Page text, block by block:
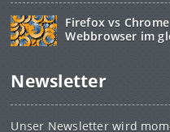
Firefox vs
Webbrowser im
Newsletter
Unser Newsletter wird